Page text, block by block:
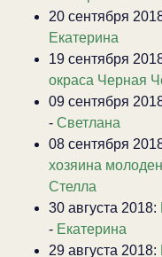
20 сентября
Екатерина
19 сентября
окраса Черная
09 сентября
- Светлана
08 сентября
хозяина
Стелла
30 августа 2018:
- Екатерина
29 августа 2018: